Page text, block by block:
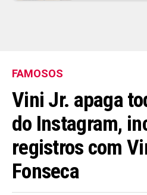
FAMOSOS
Vini Jr. apaga
do Instagram,
registros com
Fonseca